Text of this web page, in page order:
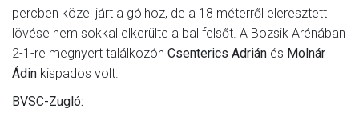
percben közel járt a gólhoz, de a 18 méterről eleresztett
lövése nem sokkal elkerülte a bal felsőt. A Bozsik Arénában
2-1-re megnyert találkozón Csenterics Adrián és Molnár
Ádin kispados volt.
BVSC-Zugló: